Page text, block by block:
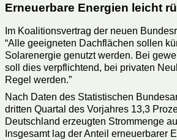
Erneuerbare Energien leicht
Im Koalitionsvertrag der neuen
“Alle geeigneten Dachflächen sollen
Solarenergie genutzt werden. Bei
soll dies verpflichtend, bei privaten
Regel werden.”
Nach Daten des Statistischen
dritten Quartal des Vorjahres 13,3
Deutschland erzeugten Strommenge
Insgesamt lag der Anteil erneuerbarer